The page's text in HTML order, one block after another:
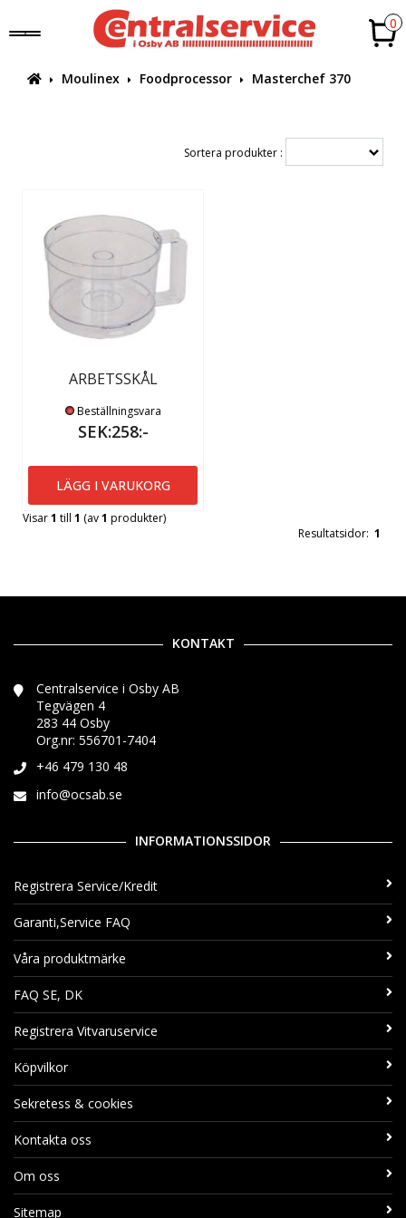
0
Moulinex Foodprocessor Masterchef 370
Sortera produkter :
ARBETSSKÅL
Beställningsvara
SEK:258:-
LÄGG I VARUKORG
Visar1 till 1 (av1 produkter)
Resultatsidor: 1
KONTAKT
Centralservice i Osby AB
Tegvägen 4
283 44 Osby
Org.nr: 556701-7404
+46 479 130 48
info@ocsab.se
INFORMATIONSSIDOR
Registrera Service/Kredit
Garanti,Service FAQ
Våra produktmärke
FAQ SE, DK
Registrera Vitvaruservice
Köpvilkor
Sekretess & cookies
Kontakta oss
Om oss
Sitemap